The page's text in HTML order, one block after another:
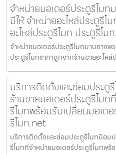
จำหน่ายมอเตอร์ประตูรีโมท
มีให้ จำหน่ายอะไหล่ประตูรีโ
อะไหล่ประตูรีโมท ประตูรีโม
จำหน่ายมอเตอร์ประตูรีโมทมาบยางพร
ประตูรีโมทราคาถูกจากร้านขายอะไหล่
บริการติดตั้งและซ่อมประตู
ร้านขายมอเตอร์ประตูรีโม
รีโมทพร้อมรับเปลี่ยนมอเต
รีโมท.net
บริการติดตั้งและซ่อมประตูรีโมทป้อม
รีโมทที่จำหน่ายมอเตอร์ประตูรีโมทพร้